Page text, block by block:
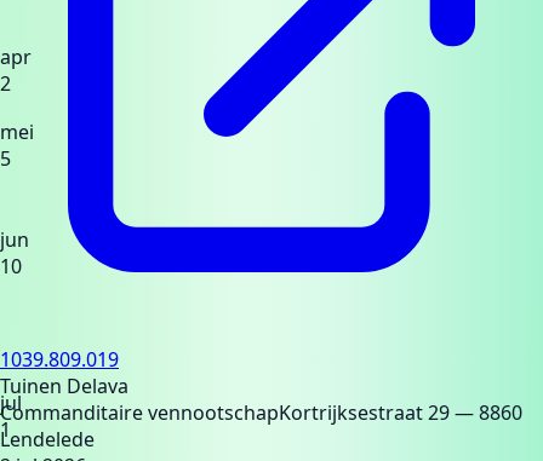
apr
2
mei
5
jun
10
jul
1
1039.809.019
Tuinen Delava
Commanditaire vennootschapKortrijksestraat 29— 8860
Lendelede